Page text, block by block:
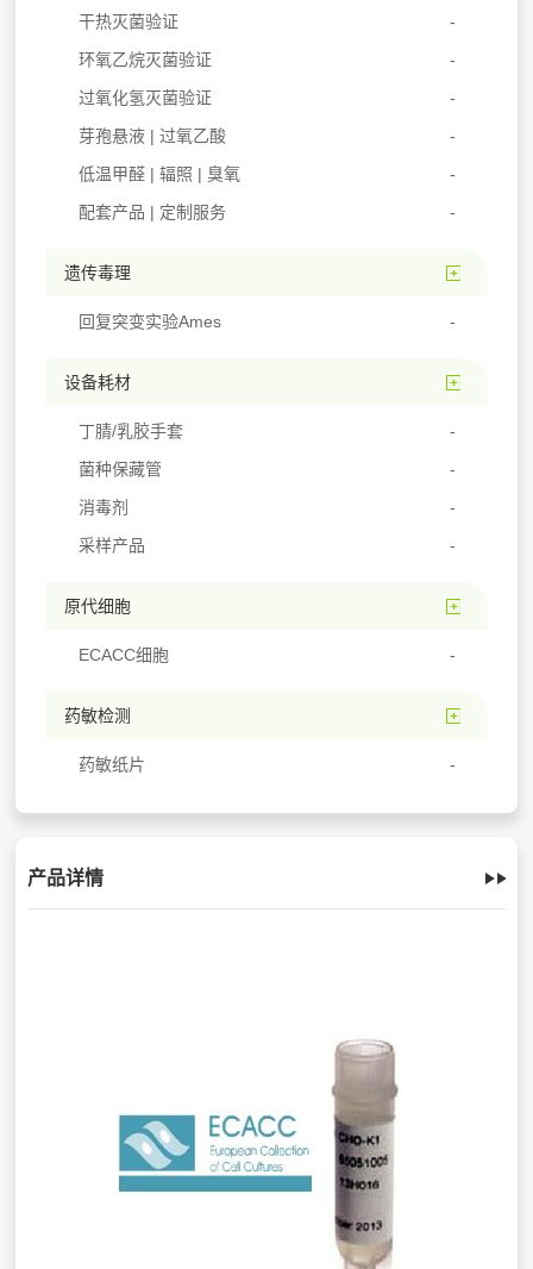
干热灭菌验证
环氧乙烷灭菌验证
过氧化氢灭菌验证
芽孢悬液 | 过氧乙酸
低温甲醛 | 辐照 | 臭氧
配套产品 | 定制服务
遗传毒理
回复突变实验Ames
设备耗材
丁腈/乳胶手套
菌种保藏管
消毒剂
采样产品
原代细胞
ECACC细胞
药敏检测
药敏纸片
产品详情